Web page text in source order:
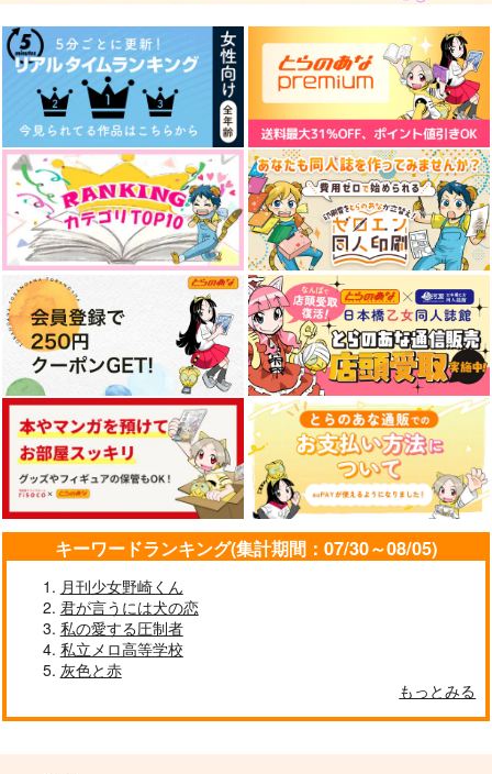
サンプル
作品詳細
サンプル
作品詳細
サンプル
作品詳細
由無し事
ROT
858円（税込）
土井半助×摂津のきり丸
サンプル
僕らの都合で結ぶ恋
スプリング・エフェメ
ラル
472円（税込）
土井半助×摂津のきり丸
サンプル
DIKR-TAPE
CHI_BIT!
1,572円（税込）
土井半助×摂津のきり丸
サンプル
いつでもいっしょに
ヘリオト
専売 472円（税込）
落第忍者乱太郎
土井半助×摂津のきり丸
サンプル
カート
死んで花実が咲くもの
か
giongo.
専売 787円（税込）
落第忍者乱太郎
土井半助×摂津のきり丸
サンプル
カート
或る女子高生のバイト
事情
Violoncello
専売 715円（税込）
落第忍者乱太郎
土井半助×摂津のきり丸
サンプル
カート
キーワードランキング(集計期間：07/30～08/05)
月刊少女野崎くん
君が言うには犬の恋
私の愛する圧制者
私立メロ高等学校
灰色と赤
もっとみる